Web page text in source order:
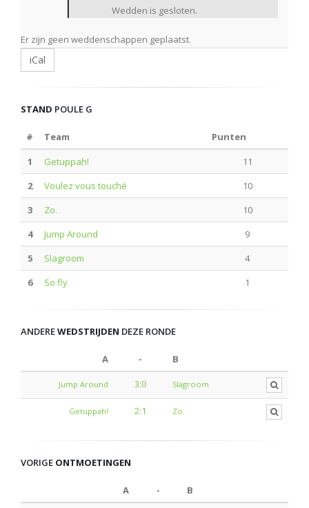
Wedden is gesloten.
Er zijn geen weddenschappen geplaatst.
iCal
STAND POULE G
# Team
Punten
1
Getuppah!
11
2
Voulez vous touché
10
3
Zo.
10
4
Jump Around
9
5
Slagroom
4
6
So fly 1
ANDEREWEDSTRIJDEN DEZE RONDE
A - B
Jump Around 3:0 Slagroom
Getuppah! 2:1 Zo.
VORIGE ONTMOETINGEN
A -
B